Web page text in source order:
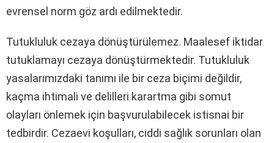
evrensel norm göz ardı edilmektedir.
Tutukluluk cezaya dönüştürülemez. Maalesef iktidar
tutuklamayı cezaya dönüştürmektedir. Tutukluluk
yasalarımızdaki tanımı ile bir ceza biçimi değildir,
kaçma ihtimali ve delilleri karartma gibi somut
olayları önlemek için başvurulabilecek istisnai bir
tedbirdir. Cezaevi koşulları, ciddi sağlık sorunları olan